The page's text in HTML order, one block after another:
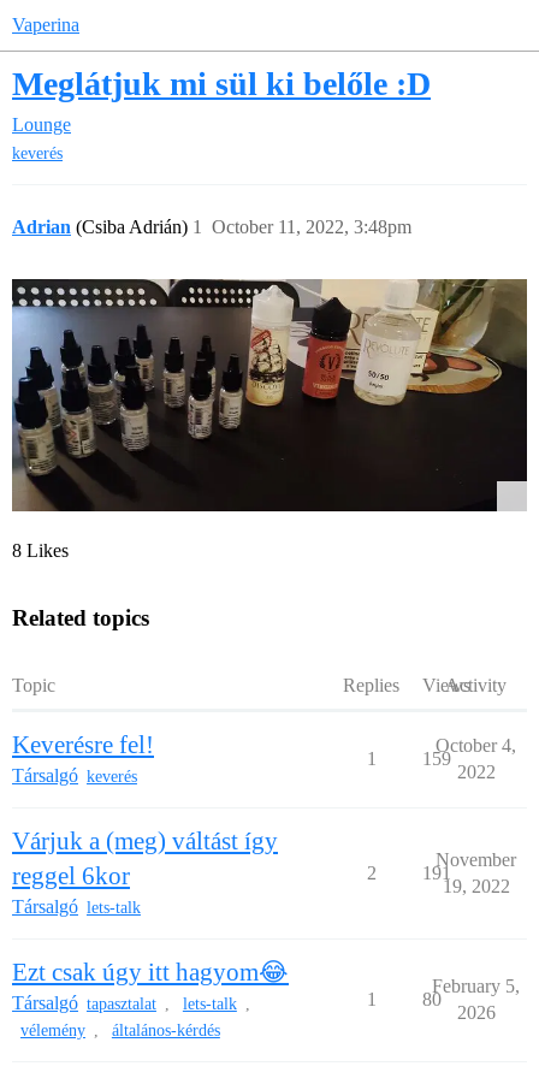
Vaperina
Meglátjuk mi sül ki belőle :D
Lounge
keverés
Adrian (Csiba Adrián) October 11, 2022, 3:48pm
1
8 Likes
Related topics
Topic Replies ViewsActivity
Keverésre fel!
Társalgó keverés
1 159
October 4,
2022
Várjuk a (meg) váltást így
reggel 6kor
Társalgó lets-talk
2 191
November
19, 2022
Ezt csak úgy itt hagyom😂
Társalgó tapasztalat , lets-talk ,
vélemény , általános-kérdés
1 80
February 5,
2026